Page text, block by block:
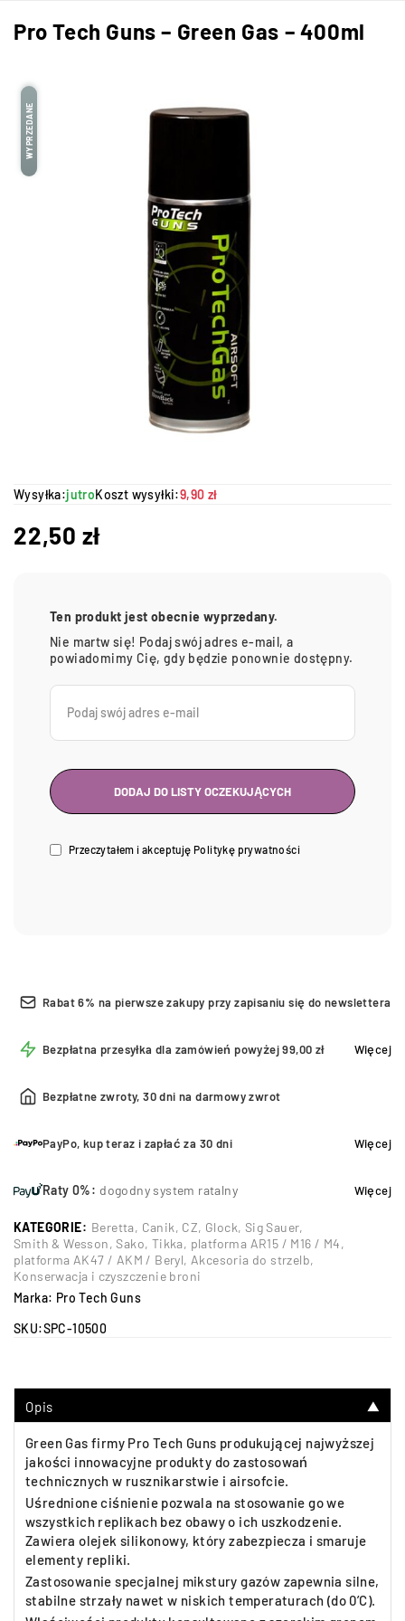
Pro Tech Guns – Green Gas – 400ml
WYPRZEDANE
Wysyłka:jutroKoszt wysyłki:9,90 zł
22,50 zł
Ten produkt jest obecnie wyprzedany.
Nie martw się! Podaj swój adres e-mail, a
powiadomimy Cię, gdy będzie ponownie dostępny.
Przeczytałem i akceptuję Politykę prywatności
Rabat 6% na pierwsze zakupy przy zapisaniu się do newslettera
Bezpłatna przesyłka dla zamówień powyżej 99,00 zł Więcej
Bezpłatne zwroty, 30 dni na darmowy zwrot
PayPo, kup teraz i zapłać za 30 dni Więcej
Raty 0%: dogodny system ratalny Więcej
KATEGORIE: Beretta, Canik, CZ, Glock, Sig Sauer,
Smith & Wesson,Sako, Tikka, platforma AR15 / M16 / M4,
platforma AK47 / AKM / Beryl, Akcesoria do strzelb,
Konserwacja i czyszczenie broni
Marka: Pro Tech Guns
SKU:SPC-10500
Opis ▼
Green Gas firmy Pro Tech Guns produkującej najwyższej
jakości innowacyjne produkty do zastosowań
technicznych w rusznikarstwie i airsofcie.
Uśrednione ciśnienie pozwala na stosowanie go we
wszystkich replikach bez obawy o ich uszkodzenie.
Zawiera olejek silikonowy, który zabezpiecza i smaruje
elementy repliki.
Zastosowanie specjalnej mikstury gazów zapewnia silne,
stabilne strzały nawet w niskich temperaturach (do 0’C).